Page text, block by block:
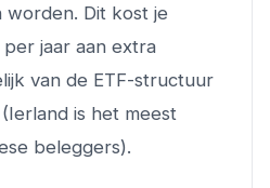
Dit kost je
jaar aan extra
van de ETF-structuur
is het meest
beleggers).